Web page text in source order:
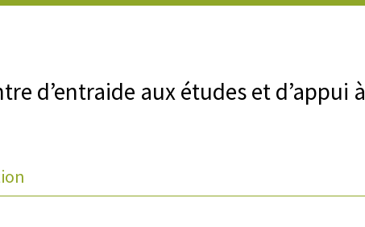
d’entraide aux études et d’appui à